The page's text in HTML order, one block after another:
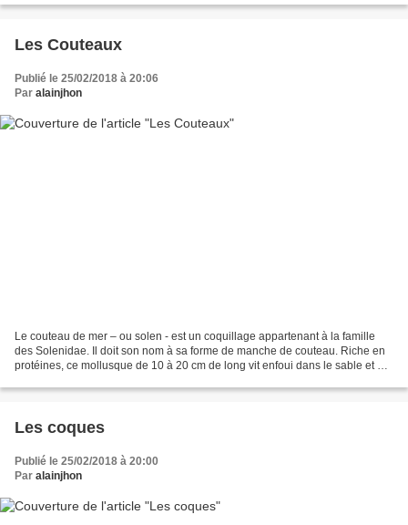
Les Couteaux
Publié le 25/02/2018 à 20:06
Par alainjhon
Le couteau de mer – ou solen - est un coquillage appartenant à la famille
des Solenidae. Il doit son nom à sa forme de manche de couteau. Riche en
protéines, ce mollusque de 10 à 20 cm de long vit enfoui dans le sable et est
Les coques
Publié le 25/02/2018 à 20:00
Par alainjhon